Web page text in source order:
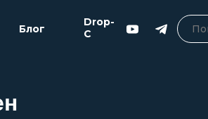
Блог
Drop-
C